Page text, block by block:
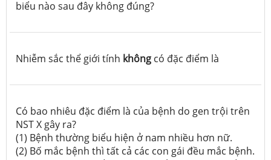
biểu nào sau đây không đúng?
Nhiễm sắc thể giới tính không có đặc điểm là
Có bao nhiêu đặc điểm là của bệnh do gen trội trên
NST X gây ra?
(1) Bệnh thường biểu hiện ở nam nhiều hơn nữ.
(2) Bố mắc bệnh thì tất cả các con gái đều mắc bệnh.